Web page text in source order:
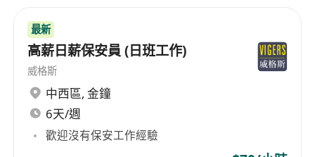
最新
高薪日薪保安員 (日班工作)
威格斯
中西區, 金鐘
6天/週
歡迎沒有保安工作經驗